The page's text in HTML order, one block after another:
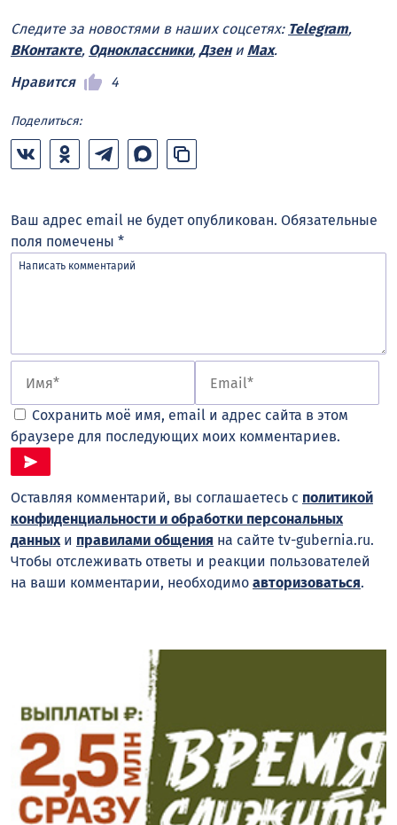
Следите за новостями в наших соцсетях: Telegram,
ВКонтакте, Одноклассники, Дзени Max.
Нравится
4
Поделиться:
Ваш адрес email не будет опубликован. Обязательные
поля помечены *
Сохранить моё имя, email и адрес сайта в этом
браузере для последующих моих комментариев.
Оставляя комментарий, вы соглашаетесь с политикой
конфиденциальности и обработки персональных
данныхи правилами общения на сайте tv-gubernia.ru.
Чтобы отслеживать ответы и реакции пользователей
на ваши комментарии, необходимо авторизоваться.